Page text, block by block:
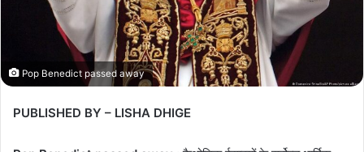
Pop Benedict passed away
PUBLISHED BY – LISHA DHIGE